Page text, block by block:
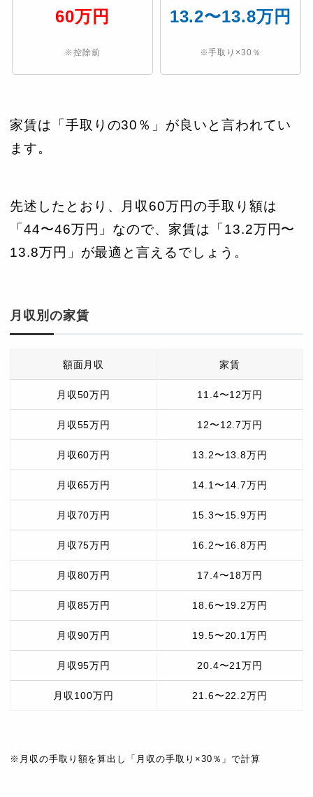
60万円
※控除前
13.2〜13.8万円
※手取り×30％
家賃は「手取りの30％」が良いと言われてい
ます。
先述したとおり、月収60万円の手取り額は
「44〜46万円」なので、家賃は「13.2万円〜
13.8万円」が最適と言えるでしょう。
月収別の家賃
額面月収 家賃
月収50万円 11.4〜12万円
月収55万円 12〜12.7万円
月収60万円 13.2〜13.8万円
月収65万円 14.1〜14.7万円
月収70万円 15.3〜15.9万円
月収75万円 16.2〜16.8万円
月収80万円 17.4〜18万円
月収85万円 18.6〜19.2万円
月収90万円 19.5〜20.1万円
月収95万円 20.4〜21万円
月収100万円 21.6〜22.2万円
※月収の手取り額を算出し「月収の手取り×30％」で計算